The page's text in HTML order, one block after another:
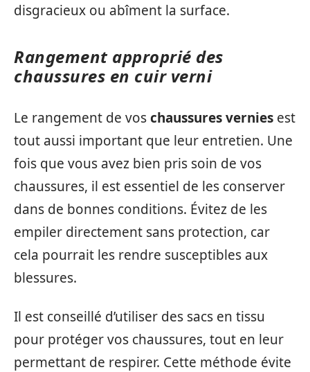
disgracieux ou abîment la surface.
Rangement approprié des
chaussures en cuir verni
Le rangement de voschaussures vernies est
tout aussi important que leur entretien. Une
fois que vous avez bien pris soin de vos
chaussures, il est essentiel de les conserver
dans de bonnes conditions. Évitez de les
empiler directement sans protection, car
cela pourrait les rendre susceptibles aux
blessures.
Il est conseillé d’utiliser des sacs en tissu
pour protéger vos chaussures, tout en leur
permettant de respirer. Cette méthode évite